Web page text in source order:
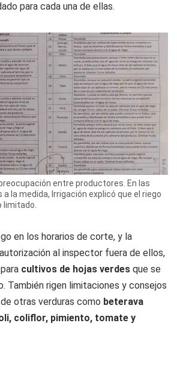
para cada una de ellas.
entre productores. En las
la medida, Irrigación explicó que el riego
limitado.
en los horarios de corte, y la
al inspector fuera de ellos,
cultivos de hojas verdes que se
También rigen limitaciones y consejos
otras verduras como beterava
coliflor, pimiento, tomate y